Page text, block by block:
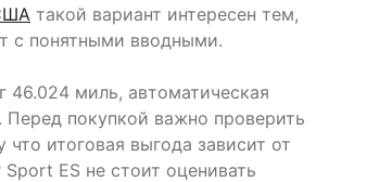
такой вариант интересен тем,
с понятными вводными.
46.024 миль, автоматическая
Перед покупкой важно проверить
итоговая выгода зависит от
ES не стоит оценивать